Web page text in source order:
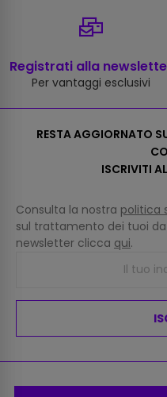
Registrati alla
Per vantaggi esclusivi
RESTA AGGIORNATO
ISCRIVITI
Consulta la nostra politica
sul trattamento dei tuoi
newsletter clicca qui.